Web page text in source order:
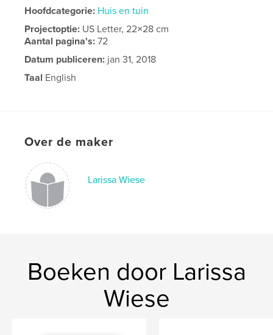
Hoofdcategorie: Huis en tuin
Projectoptie: US Letter, 22×28 cm
Aantal pagina's:72
Datum publiceren: jan 31, 2018
Taal English
Over de maker
Larissa Wiese
Boeken door Larissa
Wiese